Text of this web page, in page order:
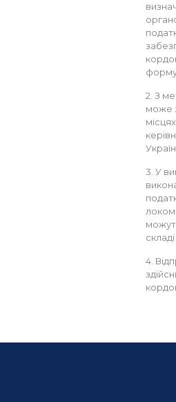
2. З
може
3. У
4.